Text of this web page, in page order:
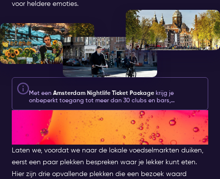
voor heldere emoties.
Met een Amsterdam Nightlife Ticket Package krijg je
onbeperkt toegang tot meer dan 30 clubs en bars,
welkomstdrankjes/shots en 2 speciale nightlife-pakketitems:
een fles champagne en een rondvaart door de grachten.
ONVERGETELIJKE
EETVARINGEN IN AMSTERDAM
Laten we, voordat we naar de lokale voedselmarkten duiken,
eerst een paar plekken bespreken waar je lekker kunt eten.
Hier zijn drie opvallende plekken die een bezoek waard